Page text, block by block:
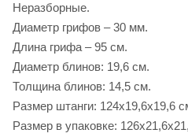
Неразборные.
Диаметр грифов – 30 мм.
Длина грифа – 95 см.
Диаметр блинов: 19,6 см.
Толщина блинов: 14,5 см.
Размер штанги: 124х19,6х19,6
Размер в упаковке: